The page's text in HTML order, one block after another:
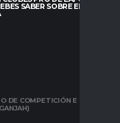
SABER SOBRE EL
DE COMPETICIÓN E